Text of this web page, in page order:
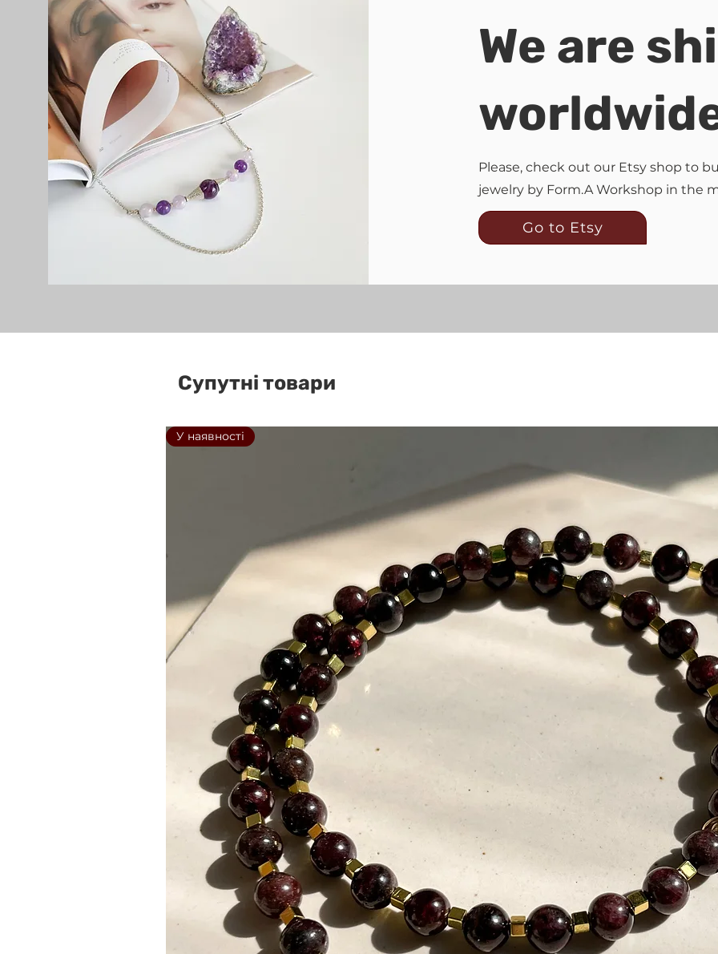
We are
Please, check out our Etsy shop to
jewelry by Form.A Workshop in the
Go to Etsy
Супутні товари
У наявності